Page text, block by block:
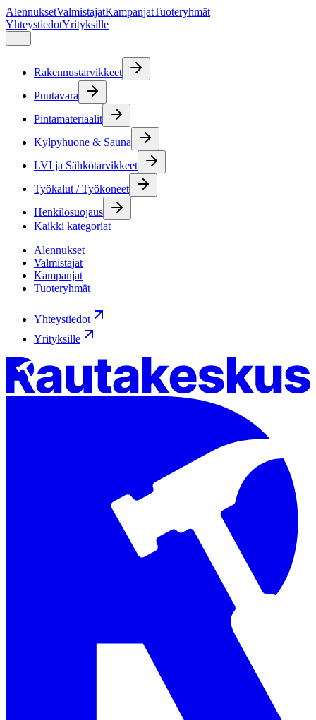
AlennuksetValmistajatKampanjatTuoteryhmät
YhteystiedotYrityksille
Rakennustarvikkeet
Puutavara
Pintamateriaalit
Kylpyhuone & Sauna
LVI ja Sähkötarvikkeet
Työkalut / Työkoneet
Henkilösuojaus
Kaikki kategoriat
Alennukset
Valmistajat
Kampanjat
Tuoteryhmät
Yhteystiedot
Yrityksille